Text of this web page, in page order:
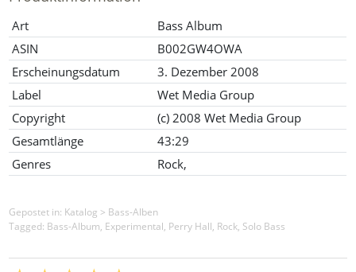
Art
Bass Album
ASIN
B002GW4OWA
Erscheinungsdatum
3. Dezember 2008
Label
Wet Media Group
Copyright
(c) 2008 Wet Media Group
Gesamtlänge
43:29
Genres
Rock,
Gepostet in: Katalog > Bass-Alben
Tagged: Bass-Album, Experimental, Perry Hall, Rock, Solo Bass